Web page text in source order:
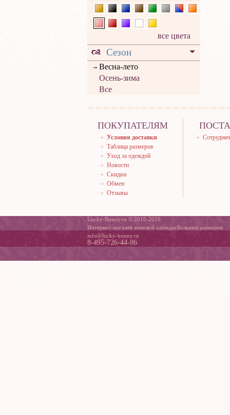
все цвета
Сезон
Весна-лето
Осень-зима
Все
ПОКУПАТЕЛЯМ
Условия доставки
Таблица размеров
Уход за одеждой
Новости
Скидки
Обмен
Отзывы
Lucky-Bunny.ru © 2010-2026
Интернет-магазин женской одежды больших размеров
info@lucky-bunny.ru
8-495-726-44-86